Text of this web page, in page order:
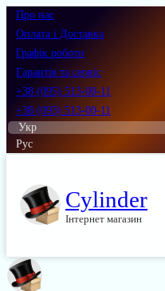
Про нас
Оплата і Доставка
Графік роботи
Гарантія та сервіс
+38 (095) 513-00-11
+38 (093) 513-00-11
Укр
Рус
Cylinder
Інтернет магазин